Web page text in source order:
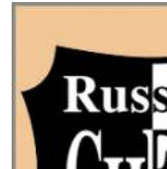
chess material that he had to sort out
refined and improved, and how the
different stages of a centuries-old chess
"creativity" of machines, their fights with a
women's chess. Some parties have
designed for a wide range of readers
depths.